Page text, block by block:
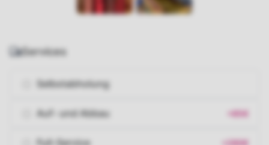
Services
Selbstabholung
Auf- und Abbau +85€
Full-Service +280€